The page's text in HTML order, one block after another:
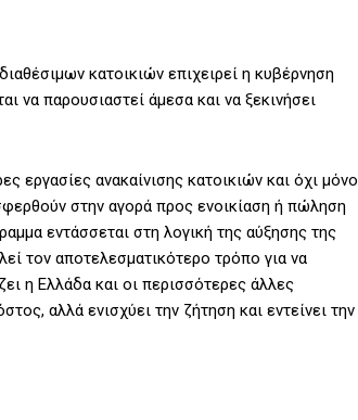
κατοικιών επιχειρεί η κυβέρνηση
να παρουσιαστεί άμεσα και να ξεκινήσει
εργασίες ανακαίνισης κατοικιών και όχι μόνο
στην αγορά προς ενοικίαση ή πώληση
εντάσσεται στη λογική της αύξησης της
τον αποτελεσματικότερο τρόπο για να
η Ελλάδα και οι περισσότερες άλλες
αλλά ενισχύει την ζήτηση και εντείνει την